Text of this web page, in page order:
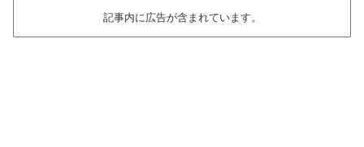
記事内に広告が含まれています。